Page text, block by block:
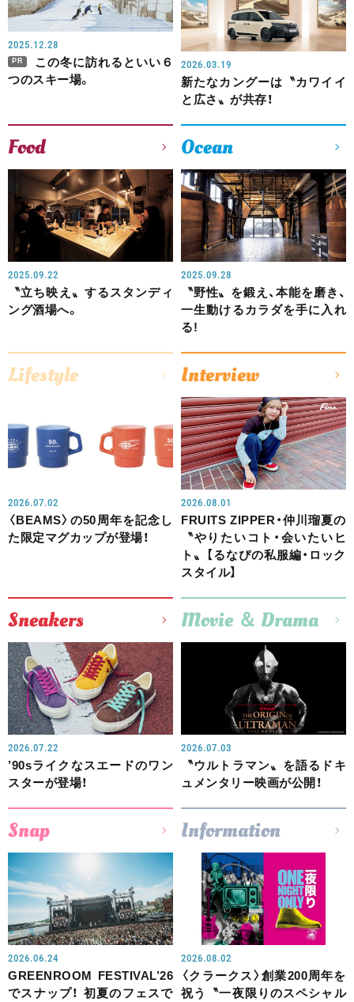
2025.12.28
PR
この冬に訪れるといい６
つのスキー場。
2026.03.19
新たなカングーは〝カワイイ
と広さ〟が共存！
Food
2025.09.22
〝立ち映え〟するスタンディ
ング酒場へ。
Ocean
2025.09.28
〝野性〟を鍛え、本能を磨き、
一生動けるカラダを手に入れ
る!
Lifestyle
2026.07.02
〈BEAMS〉の50周年を記念し
た限定マグカップが登場！
Interview
2026.08.01
FRUITS ZIPPER・仲川瑠夏の
〝やりたいコト・会いたいヒ
ト〟【るなぴの私服編・ロック
スタイル】
Sneakers
2026.07.22
’90sライクなスエードのワン
スターが登場！
Movie ＆ Drama
2026.07.03
〝ウルトラマン〟を語るドキ
ュメンタリー映画が公開！
Snap
2026.06.24
GREENROOM FESTIVAL’26
でスナップ！ 初夏のフェスで
Information
2026.08.02
〈クラークス〉創業200周年を
祝う〝一夜限りのスペシャル